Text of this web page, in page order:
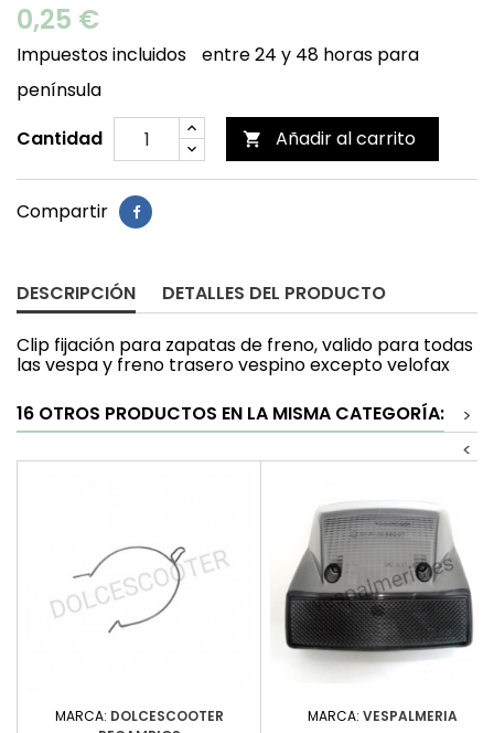
0,25 €
Impuestos incluidos
entre 24 y 48 horas para
península
Cantidad
 Añadir al carrito
Compartir
DESCRIPCIÓN DETALLES DEL PRODUCTO
Clip fijación para zapatas de freno, valido para todas
las vespa y freno trasero vespino excepto velofax
16 OTROS PRODUCTOS EN LA MISMA CATEGORÍA:
>
<
MARCA: DOLCESCOOTER
MARCA: VESPALMERIA